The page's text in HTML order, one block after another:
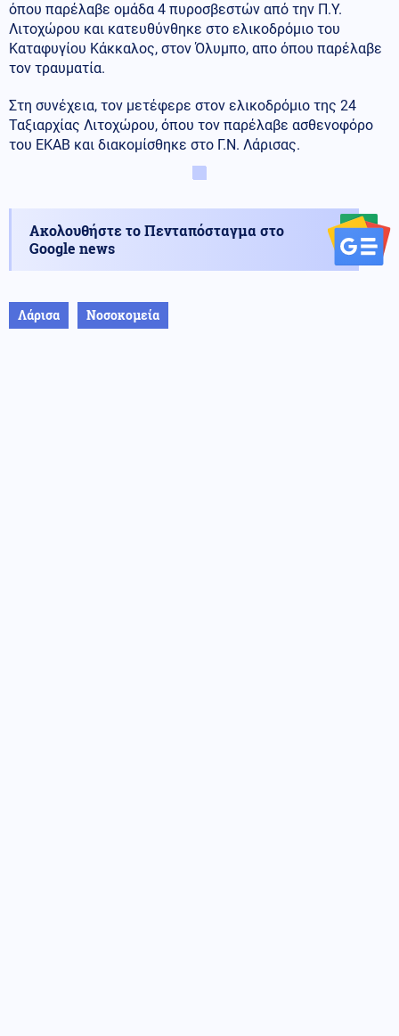
όπου παρέλαβε ομάδα 4 πυροσβεστών από την Π.Υ.
Λιτοχώρου και κατευθύνθηκε στο ελικοδρόμιο του
Καταφυγίου Κάκκαλος, στον Όλυμπο, απο όπου παρέλαβε
τον τραυματία.
Στη συνέχεια, τον μετέφερε στον ελικοδρόμιο της 24
Ταξιαρχίας Λιτοχώρου, όπου τον παρέλαβε ασθενοφόρο
του ΕΚΑΒ και διακομίσθηκε στο Γ.Ν. Λάρισας.
Ακολουθήστε το Πενταπόσταγμα στο
Google news
Λάρισα Νοσοκομεία